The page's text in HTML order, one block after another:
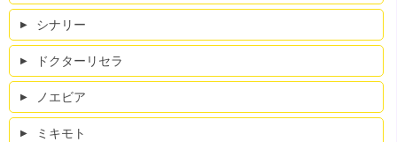
シナリー
ドクターリセラ
ノエビア
ミキモト